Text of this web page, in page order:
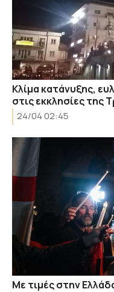
Κλίμα κατάνυξης,
στις εκκλησίες της
24/04 02:45
Με τιμές στην